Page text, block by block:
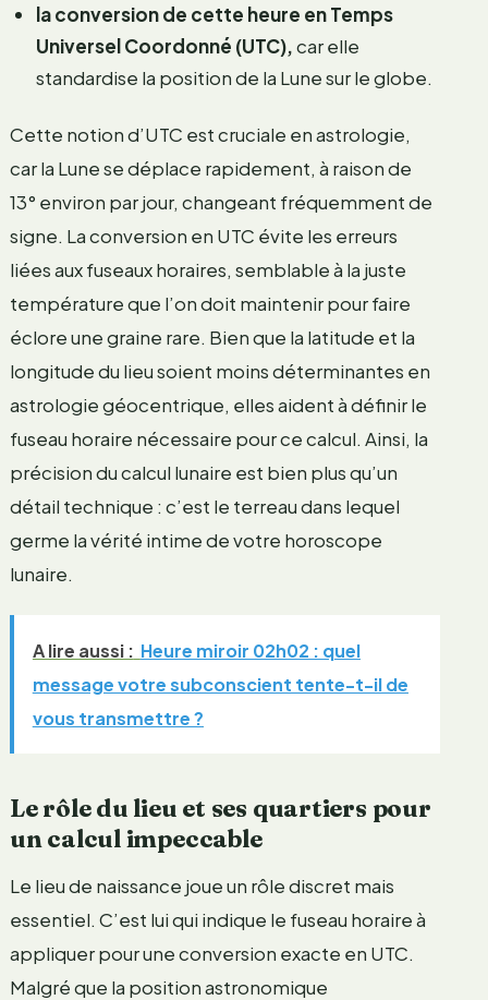
la conversion de cette heure en Temps
Universel Coordonné (UTC),car elle
standardise la position de la Lune sur le globe.
Cette notion d’UTC est cruciale en astrologie,
car la Lune se déplace rapidement, à raison de
13° environ par jour, changeant fréquemment de
signe. La conversion en UTC évite les erreurs
liées aux fuseaux horaires, semblable à la juste
température que l’on doit maintenir pour faire
éclore une graine rare. Bien que la latitude et la
longitude du lieu soient moins déterminantes en
astrologie géocentrique, elles aident à définir le
fuseau horaire nécessaire pour ce calcul. Ainsi, la
précision du calcul lunaire est bien plus qu’un
détail technique : c’est le terreau dans lequel
germe la vérité intime de votre horoscope
lunaire.
A lire aussi : Heure miroir 02h02 : quel
message votre subconscient tente-t-il de
vous transmettre ?
Le rôle du lieu et ses quartiers pour
un calcul impeccable
Le lieu de naissance joue un rôle discret mais
essentiel. C’est lui qui indique le fuseau horaire à
appliquer pour une conversion exacte en UTC.
Malgré que la position astronomique